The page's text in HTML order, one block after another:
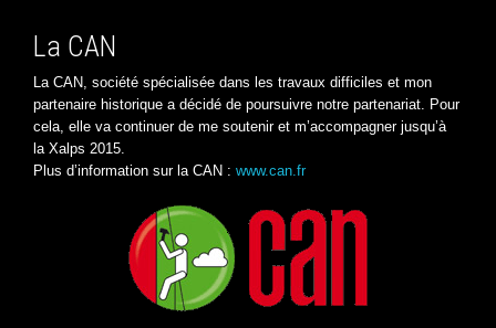
La CAN
La CAN, société spécialisée dans les travaux difficiles et mon
partenaire historique a décidé de poursuivre notre partenariat. Pour
cela, elle va continuer de me soutenir et m’accompagner jusqu’à
la Xalps 2015.
Plus d’information sur la CAN : www.can.fr